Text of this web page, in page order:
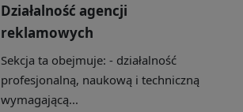
Działalność agencji
reklamowych
Sekcja ta obejmuje: - działalność
profesjonalną, naukową i techniczną
wymagającą...